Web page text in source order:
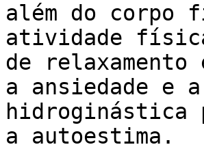
além do corpo
atividade física
de
a ansiedade e
hidroginástica
a autoestima.